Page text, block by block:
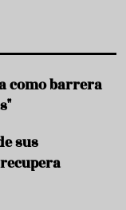
como barrera
sus